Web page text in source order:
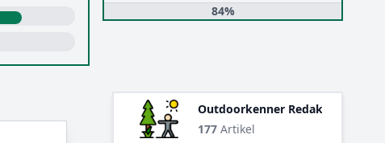
84%
Outdoorkenner Redaktion
177 Artikel